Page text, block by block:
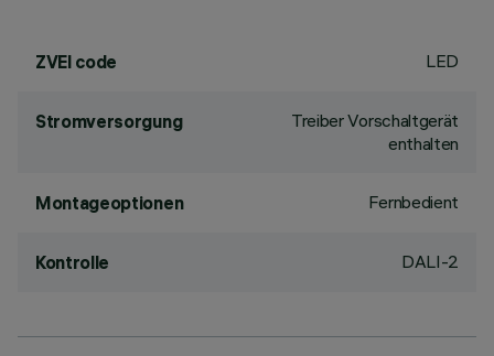
ZVEI code LED
Stromversorgung
Treiber Vorschaltgerät
enthalten
Montageoptionen Fernbedient
Kontrolle DALI-2